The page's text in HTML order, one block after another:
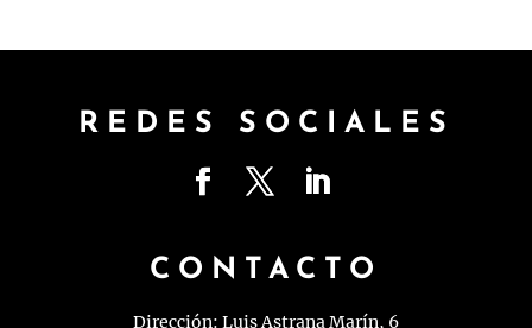
REDES SOCIALES
CONTACTO
Dirección: Luis Astrana Marín, 6